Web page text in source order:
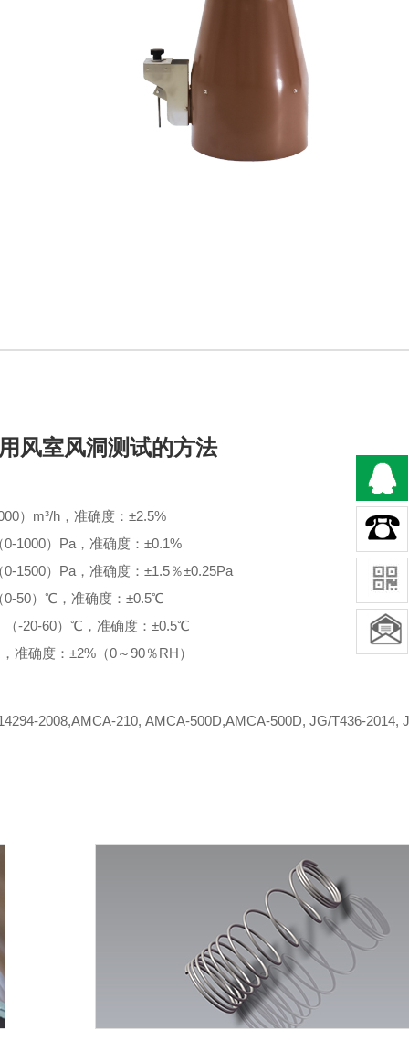
风室风洞测试的方法
）m³/h，准确度：±2.5%
1000）Pa，准确度：±0.1%
1500）Pa，准确度：±1.5％±0.25Pa
0-50）℃，准确度：±0.5℃
（-20-60）℃，准确度：±0.5℃
准确度：±2%（0～90％RH）
2008,AMCA-210, AMCA-500D,AMCA-500D, JG/T436-2014,